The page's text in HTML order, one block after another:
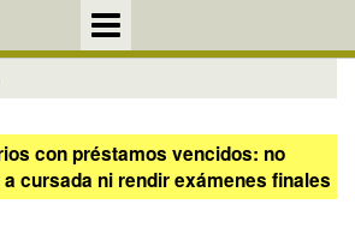
con préstamos vencidos: no
cursada ni rendir exámenes finales